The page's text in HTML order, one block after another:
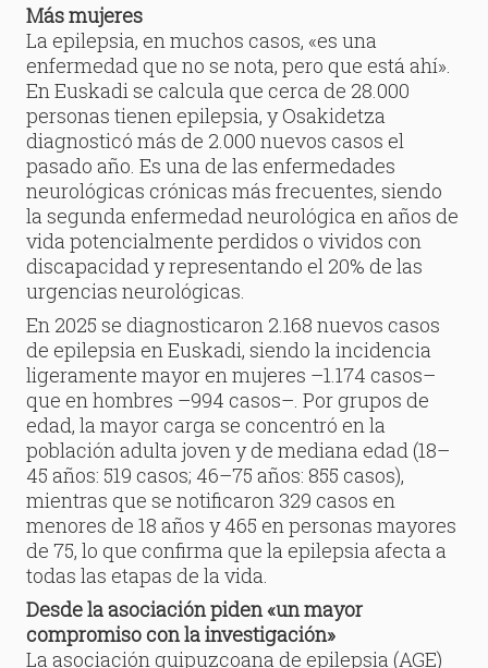
Más mujeres
La epilepsia, en muchos casos, «es una
enfermedad que no se nota, pero que está ahí».
En Euskadi se calcula que cerca de 28.000
personas tienen epilepsia, y Osakidetza
diagnosticó más de 2.000 nuevos casos el
pasado año. Es una de las enfermedades
neurológicas crónicas más frecuentes, siendo
la segunda enfermedad neurológica en años de
vida potencialmente perdidos o vividos con
discapacidad y representando el 20% de las
urgencias neurológicas.
En 2025 se diagnosticaron 2.168 nuevos casos
de epilepsia en Euskadi, siendo la incidencia
ligeramente mayor en mujeres –1.174 casos–
que en hombres –994 casos–. Por grupos de
edad, la mayor carga se concentró en la
población adulta joven y de mediana edad (18–
45 años: 519 casos; 46–75 años: 855 casos),
mientras que se notificaron 329 casos en
menores de 18 años y 465 en personas mayores
de 75, lo que confirma que la epilepsia afecta a
todas las etapas de la vida.
Desde la asociación piden «un mayor
compromiso con la investigación»
La asociación guipuzcoana de epilepsia (AGE)